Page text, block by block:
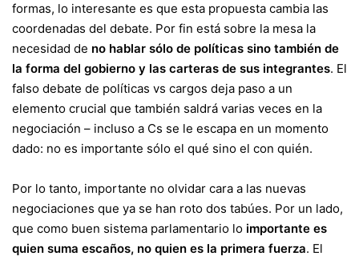
formas, lo interesante es que esta propuesta cambia las
coordenadas del debate. Por fin está sobre la mesa la
necesidad de no hablar sólo de políticas sino también de
la forma del gobierno y las carteras de sus integrantes. El
falso debate de políticas vs cargos deja paso a un
elemento crucial que también saldrá varias veces en la
negociación – incluso a Cs se le escapa en un momento
dado: no es importante sólo el qué sino el con quién.
Por lo tanto, importante no olvidar cara a las nuevas
negociaciones que ya se han roto dos tabúes. Por un lado,
que como buen sistema parlamentario lo importante es
quien suma escaños, no quien es la primera fuerza. El